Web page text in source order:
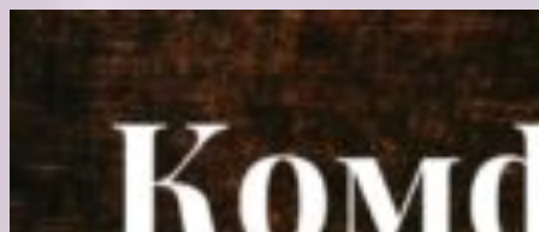
Перейти
содержимому